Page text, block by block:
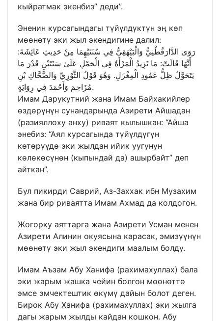
кыйратмак экенбиз” деди”.
Эненин курсагындагы түйүлдүктүн эң көп
мөөнөтү эки жыл экендигине далил:
رَوَى الدَّارَقُطْنِيُّ وَالْبَيْهَقِيُّ فِي سُنَنَيْهِمَا مِنْ حَدِيثِ عَائِشَةَ:
أَنَّهَا قَالَتْ: مَا تَزِيدُ الْمَرْأَةُ فِي الْحَمْلِ عَلَىٰ سَنَتَيْنِ قَدْرَ مَا
يَتَحَوَّلُ ظِلُّ عَمُودِ الْمِغْزَلِ. وَهُوَ قَوْلُ الثَّوْرِيِّ وَالضَّحَّاكِ بْنِ
مُزَاحِمَ وَأَحْمَدَ فِي رِوَايَةٍ.
Имам Дарукутний жана Имам Байхакийлер
өздөрүнүн сунандарында Азирети Айшадан
(разияллоху анху) риваят кылышкан: “Айша
энебиз: “Аял курсагында түйүлдүгүн
көтөрүүдө эки жылдан ийик уугунун
көлөкөсүнөн (кыпындай да) ашырбайт” деп
айткан”.
Бул пикирди Саврий, Аз-Заххак ибн Музахим
жана бир риваятта Имам Ахмад да колдогон.
Жогорку аяттарга жана Азирети Усман менен
Азирети Алинин окуясына карасак, эмизүүнүн
мөөнөтү эки жыл экендиги маалым болду.
Имам Аъзам Абу Ханифа (рахимахуллах) бала
эки жарым жашка чейин болгон мөөнөттө
эмсе эмчектештик өкүмү дайын болот деген.
Бирок Абу Ханифа (рахимахуллах) эки жылга
дагы жарым жылды кайдан кошкон. Абу